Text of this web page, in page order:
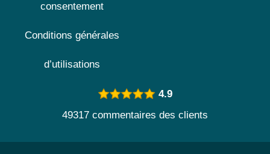
consentement
Conditions générales
d’utilisations
4.9
49317 commentaires des clients